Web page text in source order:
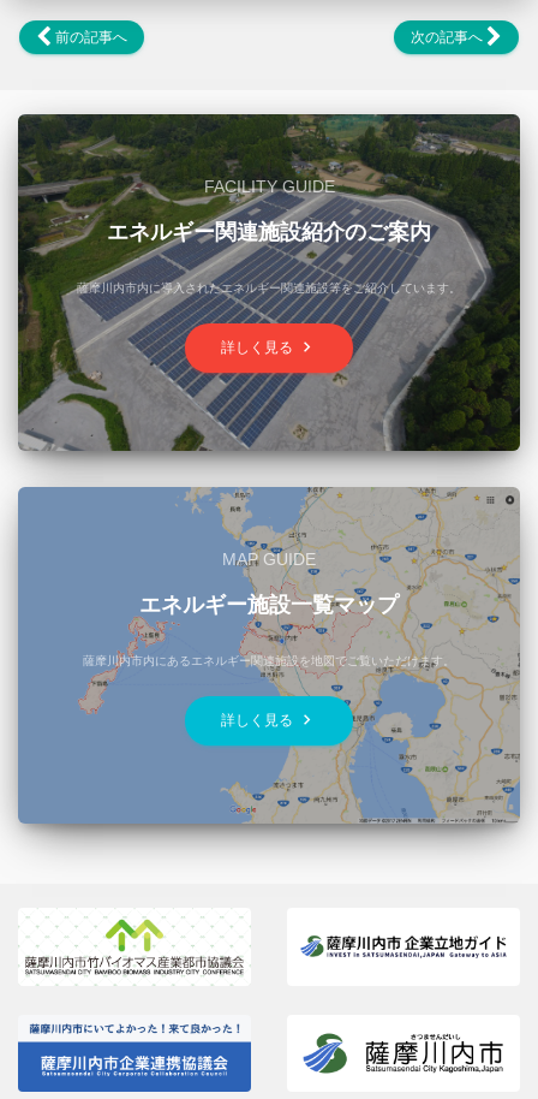
前の記事へ 次の記事へ
FACILITY GUIDE
エネルギー関連施設紹介のご案内
薩摩川内市内に導入されたエネルギー関連施設等をご紹介しています。
詳しく見る keyboard_arrow_right
MAP GUIDE
エネルギー施設一覧マップ
薩摩川内市内にあるエネルギー関連施設を地図でご覧いただけます。
詳しく見る keyboard_arrow_right